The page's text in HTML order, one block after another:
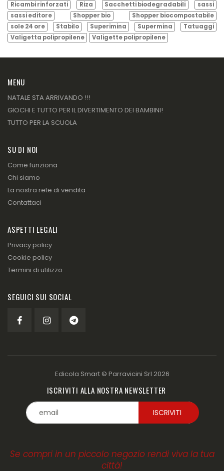
Ricambi rinforzati
Riza Sacchetti biodegradabili
sassi
sassi editore
Shopper bio
Shopper biocompostabile
sole 24 ore
Stabilo Superimina Supermina
Tatuaggi
Valigetta polipropilene
Valigette polipropilene
MENU
NATALE STA ARRIVANDO !!!
GIOCHI E TUTTO PER IL DIVERTIMENTO DEI BAMBINI!
TUTTO PER LA SCUOLA
SU DI NOI
Come funziona
Chi siamo
La nostra rete di vendita
Contattaci
ASPETTI LEGALI
Privacy policy
Cookie policy
Termini di utilizzo
SEGUICI SUI SOCIAL
Edicola Smart © Parravicini Srl 2026
ISCRIVITI ALLA NOSTRA NEWSLETTER
Se compri in un piccolo negozio rendi viva la tua
città!